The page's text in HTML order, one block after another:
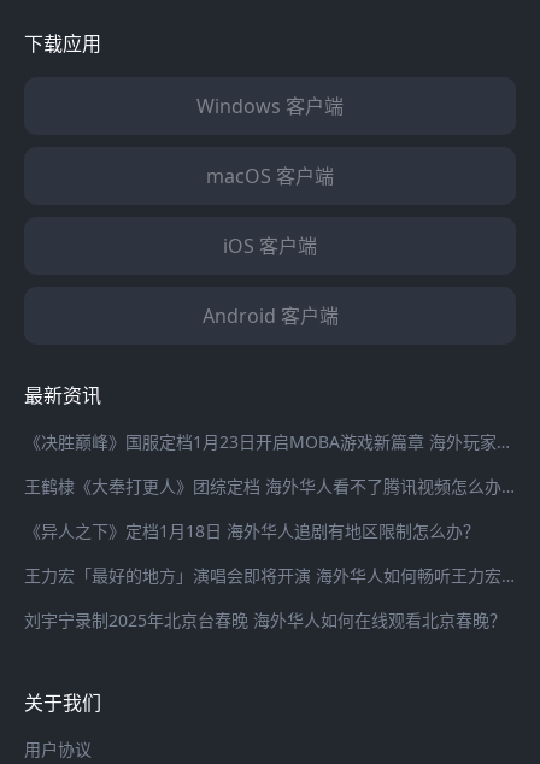
下载应用
Windows 客户端
macOS 客户端
iOS 客户端
Android 客户端
最新资讯
《决胜巅峰》国服定档1月23日开启MOBA游戏新篇章 海外玩家登录国服游戏延迟高怎么办？
王鹤棣《大奉打更人》团综定档 海外华人看不了腾讯视频怎么办？
《异人之下》定档1月18日 海外华人追剧有地区限制怎么办？
王力宏「最好的地方」演唱会即将开演 海外华人如何畅听王力宏最新歌曲
刘宇宁录制2025年北京台春晚 海外华人如何在线观看北京春晚？
关于我们
用户协议